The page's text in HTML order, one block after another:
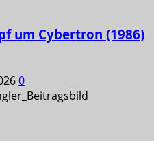
um Cybertron (1986)
0